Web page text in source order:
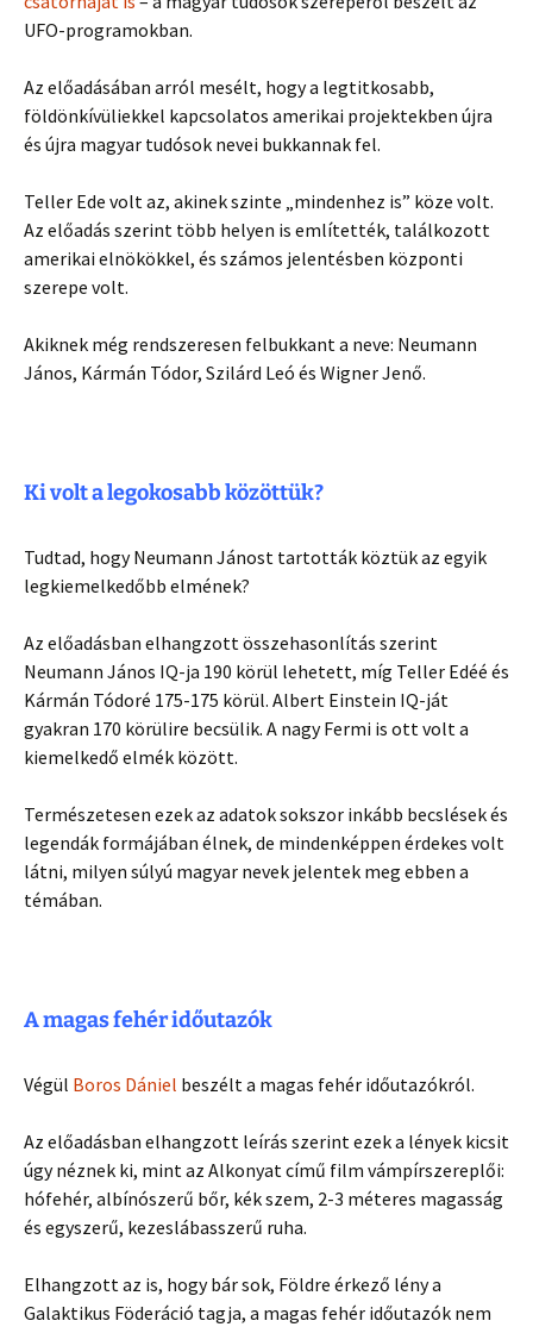
UFO-programokban.
Az előadásában arról mesélt, hogy a legtitkosabb,
földönkívüliekkel kapcsolatos amerikai projektekben újra
és újra magyar tudósok nevei bukkannak fel.
Teller Ede volt az, akinek szinte „mindenhez is” köze volt.
Az előadás szerint több helyen is említették, találkozott
amerikai elnökökkel, és számos jelentésben központi
szerepe volt.
Akiknek még rendszeresen felbukkant a neve: Neumann
János, Kármán Tódor, Szilárd Leó és Wigner Jenő.
Ki volt a legokosabb közöttük?
Tudtad, hogy Neumann Jánost tartották köztük az egyik
legkiemelkedőbb elmének?
Az előadásban elhangzott összehasonlítás szerint
Neumann János IQ-ja 190 körül lehetett, míg Teller Edéé és
Kármán Tódoré 175-175 körül. Albert Einstein IQ-ját
gyakran 170 körülire becsülik. A nagy Fermi is ott volt a
kiemelkedő elmék között.
Természetesen ezek az adatok sokszor inkább becslések és
legendák formájában élnek, de mindenképpen érdekes volt
látni, milyen súlyú magyar nevek jelentek meg ebben a
témában.
A magas fehér időutazók
Végül Boros Dániel beszélt a magas fehér időutazókról.
Az előadásban elhangzott leírás szerint ezek a lények kicsit
úgy néznek ki, mint az Alkonyat című film vámpírszereplői:
hófehér, albínószerű bőr, kék szem, 2-3 méteres magasság
és egyszerű, kezeslábasszerű ruha.
Elhangzott az is, hogy bár sok, Földre érkező lény a
Galaktikus Föderáció tagja, a magas fehér időutazók nem